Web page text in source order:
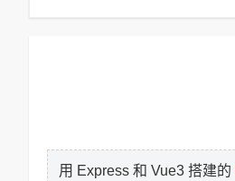
用 Express 和 Vue3 搭建的